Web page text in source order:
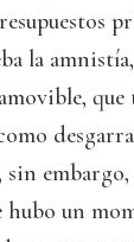
la
que
sin
hubo un